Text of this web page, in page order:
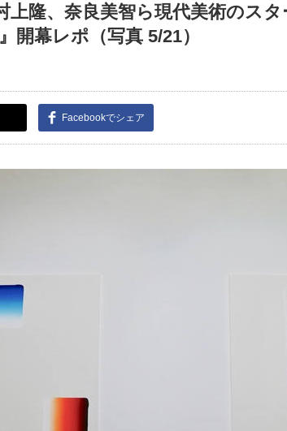
上隆、奈良美智ら現代美術のスタ
開幕レポ（写真 5/21）
Facebookでシェア